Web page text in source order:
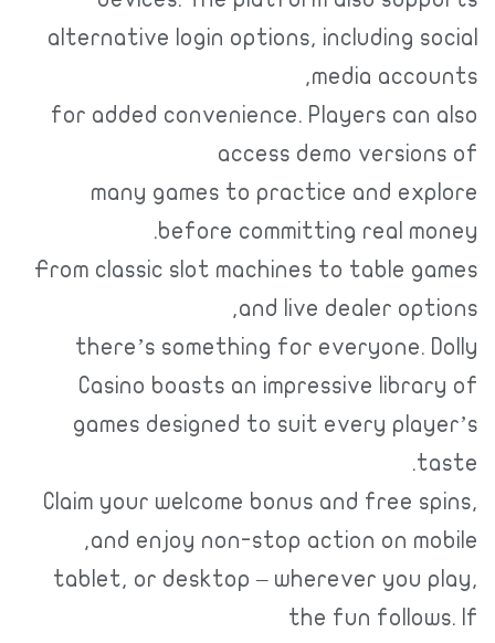
alternative login options, including
media
for added convenience. Players can
access demo
many games to practice and
before committing real
From classic slot machines to table
and live dealer
there’s something for everyone.
Casino boasts an impressive
games designed to suit every
Claim your welcome bonus and free
and enjoy non-stop action on
tablet, or desktop – wherever you
the fun